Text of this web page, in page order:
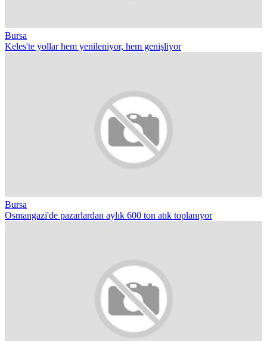
Bursa
Keles'te yollar hem yenileniyor, hem genişliyor
Bursa
Osmangazi'de pazarlardan aylık 600 ton atık toplanıyor